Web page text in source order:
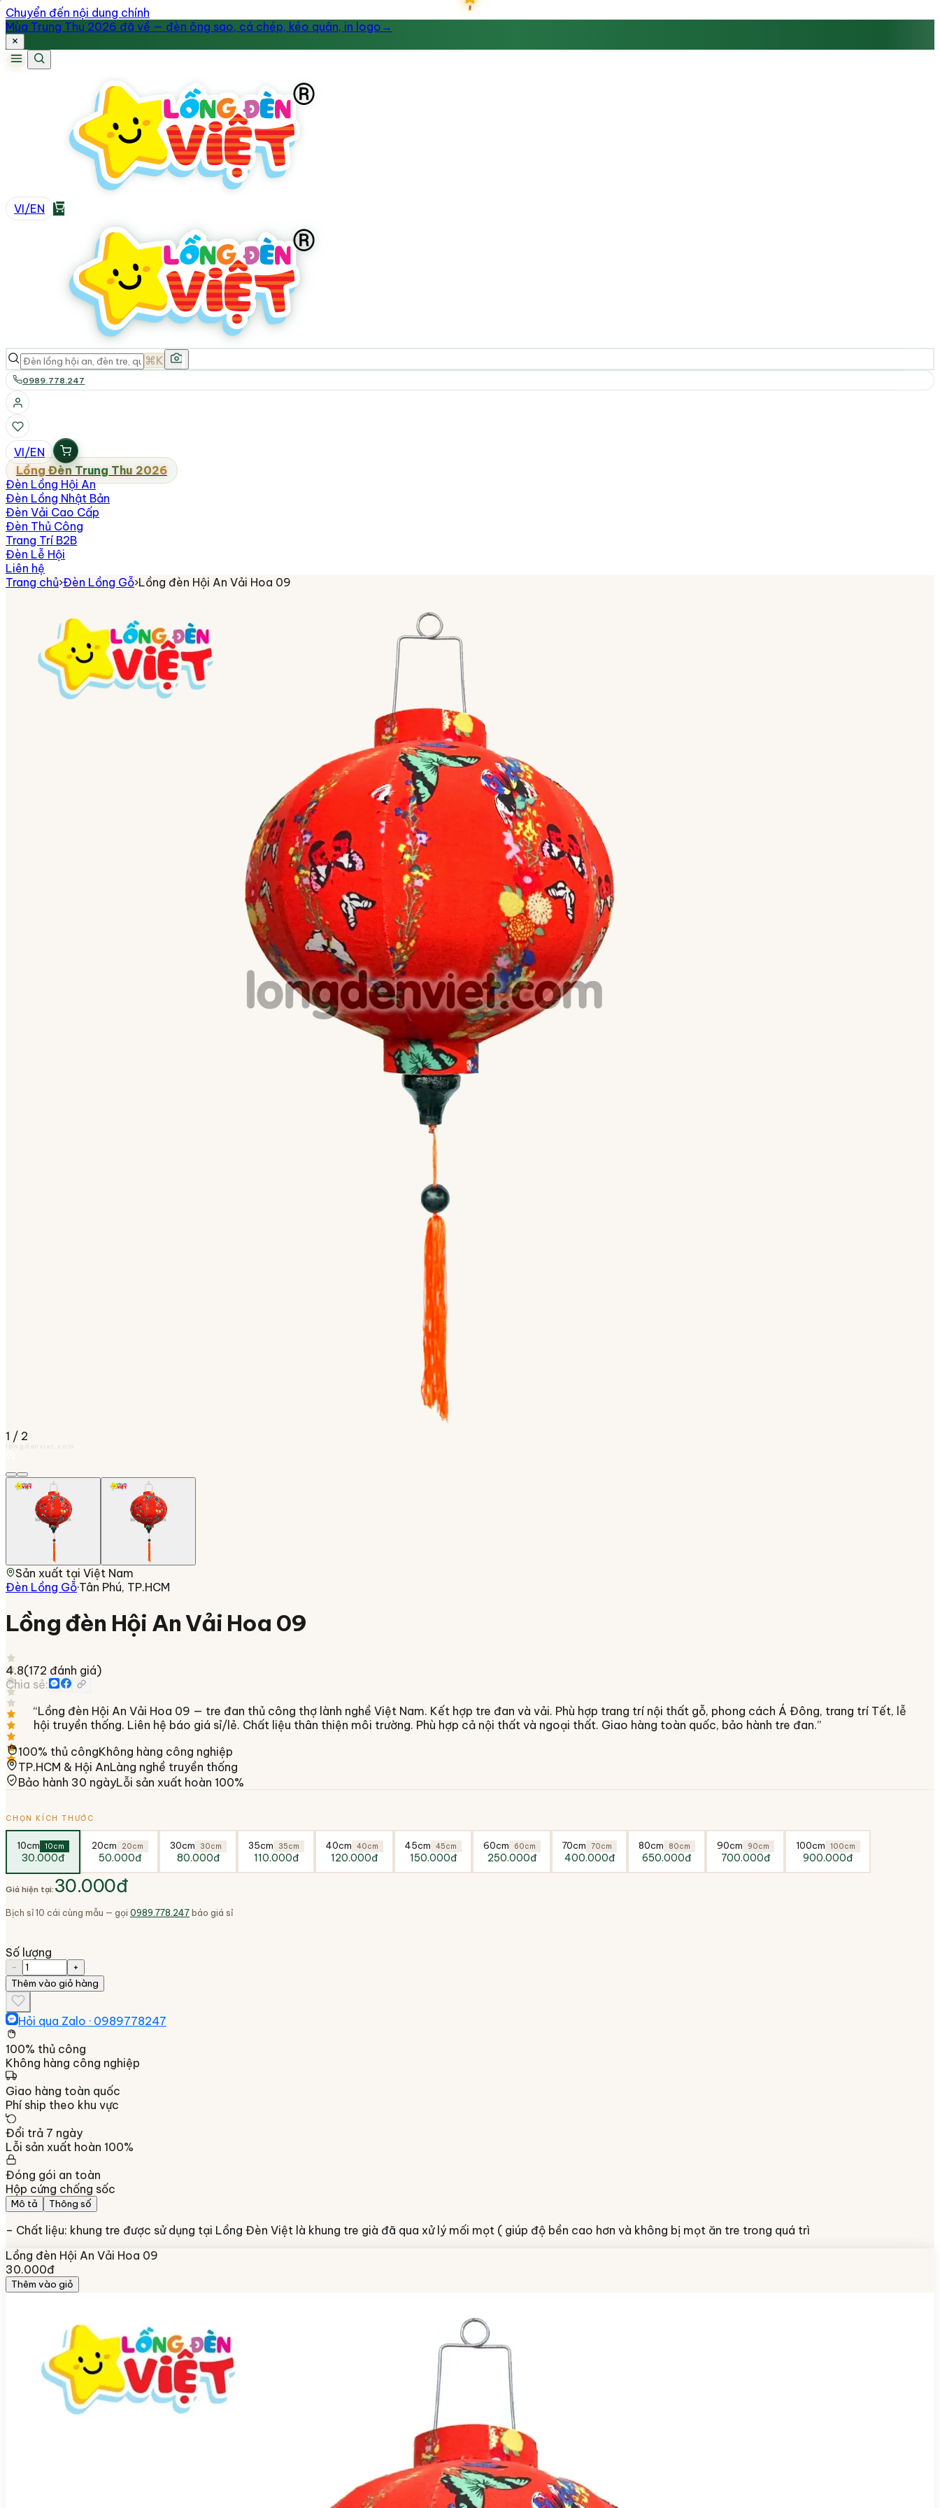
Chuyển đến nội dung chính
Mùa Trung Thu 2026 đã về — đèn ông sao, cá chép, kéo quân, in logo →
VI/EN
⌘K
0989.778.247
VI/EN
Lồng Đèn Trung Thu 2026
Đèn Lồng Hội An
Đèn Lồng Nhật Bản
Đèn Vải Cao Cấp
Đèn Thủ Công
Trang Trí B2B
Đèn Lễ Hội
Liên hệ
Trang chủ›Đèn Lồng Gỗ›Lồng đèn Hội An Vải Hoa 09
1 / 2
longdenviet.com
Sản xuất tại Việt Nam
Đèn Lồng Gỗ·Tân Phú, TP.HCM
Lồng đèn Hội An Vải Hoa 09
4.8(172 đánh giá)
Chia sẻ:
“Lồng đèn Hội An Vải Hoa 09 — tre đan thủ công thợ lành nghề Việt Nam. Kết hợp tre đan và vải. Phù hợp trang trí nội thất gỗ, phong cách Á Đông, trang trí Tết, lễ
hội truyền thống. Liên hệ báo giá sỉ/lẻ. Chất liệu thân thiện môi trường. Phù hợp cả nội thất và ngoại thất. Giao hàng toàn quốc, bảo hành tre đan.”
100% thủ côngKhông hàng công nghiệp
TP.HCM & Hội AnLàng nghề truyền thống
Bảo hành 30 ngàyLỗi sản xuất hoàn 100%
CHỌN KÍCH THƯỚC
10cm 10cm
30.000đ
20cm 20cm
50.000đ
30cm 30cm
80.000đ
35cm 35cm
110.000đ
40cm 40cm
120.000đ
45cm 45cm
150.000đ
60cm 60cm
250.000đ
70cm 70cm
400.000đ
80cm 80cm
650.000đ
90cm 90cm
700.000đ
100cm 100cm
900.000đ
Giá hiện tại: 30.000đ
Bịch sỉ 10 cái cùng mẫu — gọi 0989.778.247báo giá sỉ
Số lượng
−
+
Thêm vào giỏ hàng
Hỏi qua Zalo · 0989778247
100% thủ công
Không hàng công nghiệp
Giao hàng toàn quốc
Phí ship theo khu vực
Đổi trả 7 ngày
Lỗi sản xuất hoàn 100%
Đóng gói an toàn
Hộp cứng chống sốc
Mô tả Thông số
– Chất liệu: khung tre được sử dụng tại Lồng Đèn Việt là khung tre già đã qua xử lý mối mọt ( giúp độ bền cao hơn và không bị mọt ăn tre trong quá trì
Lồng đèn Hội An Vải Hoa 09
30.000đ
Thêm vào giỏ